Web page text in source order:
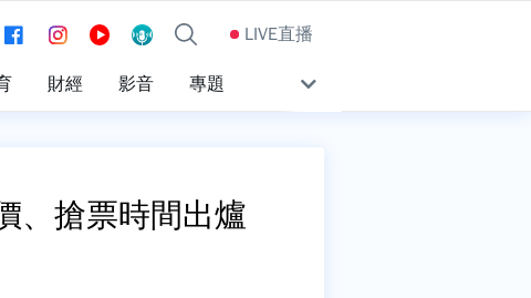
LIVE直播
財經 影音 專題
、搶票時間出爐